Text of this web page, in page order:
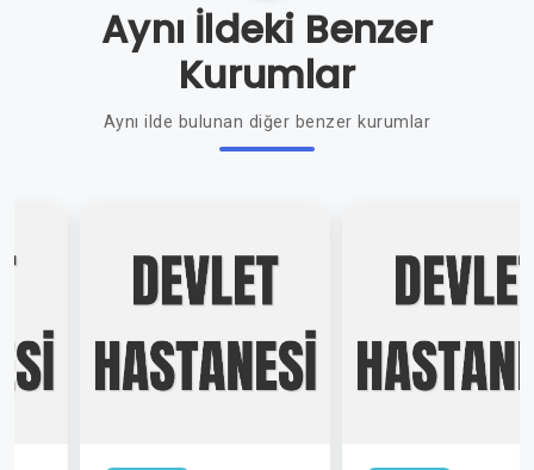
Aynı İldeki Benzer
Kurumlar
Aynı ilde bulunan diğer benzer kurumlar